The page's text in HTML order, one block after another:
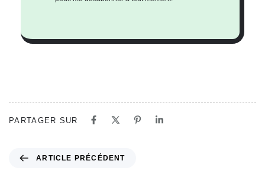
PARTAGER SUR
ARTICLE PRÉCÉDENT